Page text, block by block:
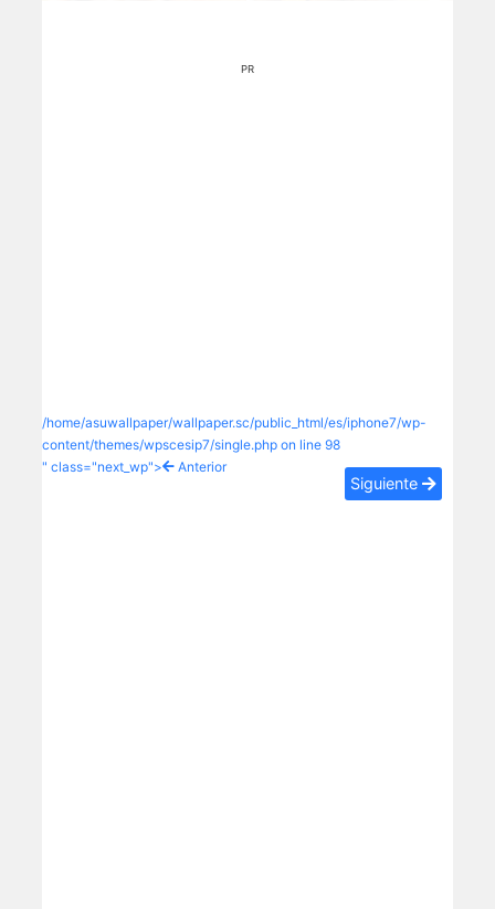
PR
/home/asuwallpaper/wallpaper.sc/public_html/es/iphone7/wp-
content/themes/wpscesip7/single.php on line 98
" class="next_wp">
Anterior
Siguiente